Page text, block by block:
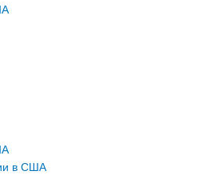
в США